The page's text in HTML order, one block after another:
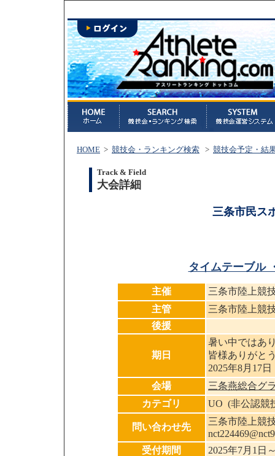
HOME > 競技会・ランキング検索 > 競技会予定・結
Track & Field
大会詳細
三条市民ス
タイムテーブル
主催
三条市陸上競
主管
三条市陸上競
後援
期日
暑い中ではあ
皆様ありがと
2025年8月17日
会場
三条燕総合グ
カテゴリ
UO (非公認競
問い合わせ先
三条市陸上競
受付期間
2025年7月1日